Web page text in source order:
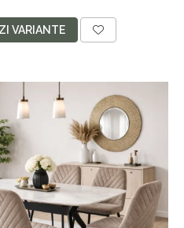
VARIANTE